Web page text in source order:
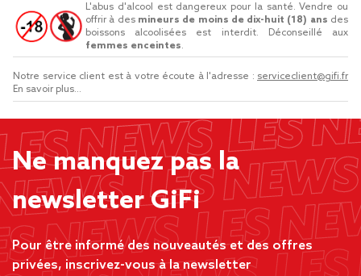
L'abus d'alcool est dangereux pour la santé. Vendre ou
offrir à des mineurs de moins de dix-huit (18) ans des
boissons alcoolisées est interdit. Déconseillé aux
femmes enceintes.
Notre service client est à votre écoute à l'adresse : serviceclient@gifi.fr
En savoir plus...
Ne manquez pas la
newsletter GiFi
Pour être informé des nouveautés et des offres
privées, inscrivez-vous à la newsletter